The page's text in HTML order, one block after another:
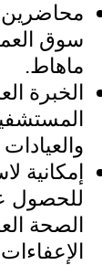
سوق
ماهاط.
الخبرة
إمكانية
للحصول
الصحة